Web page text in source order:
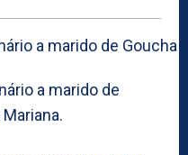
a marido de